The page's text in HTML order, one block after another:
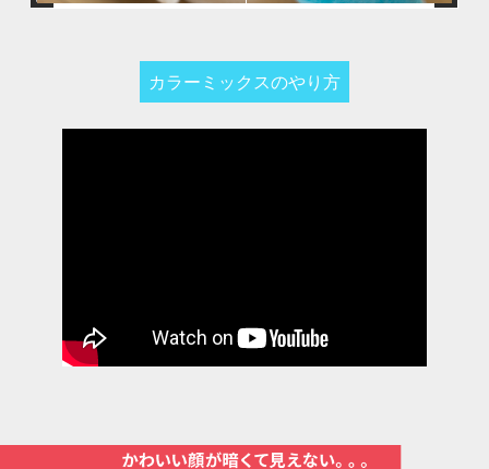
カラーミックスのやり方